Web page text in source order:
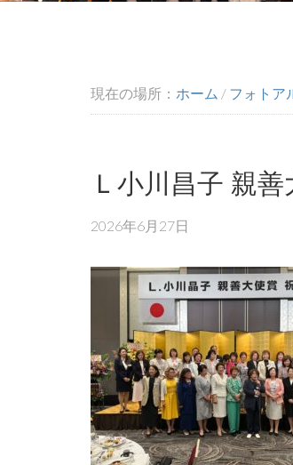
現在の場所： ホーム / フォトア
Ｌ小川昌子 親
2026年6月27日